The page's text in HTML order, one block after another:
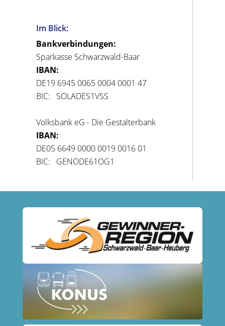
Im Blick:
Bankverbindungen:
Sparkasse Schwarzwald-Baar
IBAN:
DE19 6945 0065 0004 0001 47
BIC: SOLADES1VSS
Volksbank eG - Die Gestalterbank
IBAN:
DE05 6649 0000 0019 0016 01
BIC: GENODE61OG1